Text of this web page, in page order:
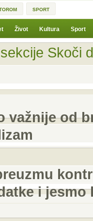
SPORT
Život Kultura Sport
Skoči
važnije od
i